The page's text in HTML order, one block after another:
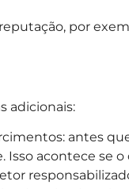
por
adicionais:
antes
Isso acontece se